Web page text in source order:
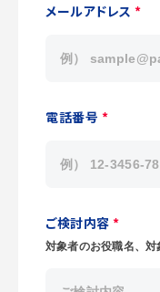
メールアドレス*
電話番号 *
ご検討内容*
対象者のお役職名、